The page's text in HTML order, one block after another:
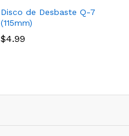
Disco de Desbaste Q-7
(115mm)
$4.99